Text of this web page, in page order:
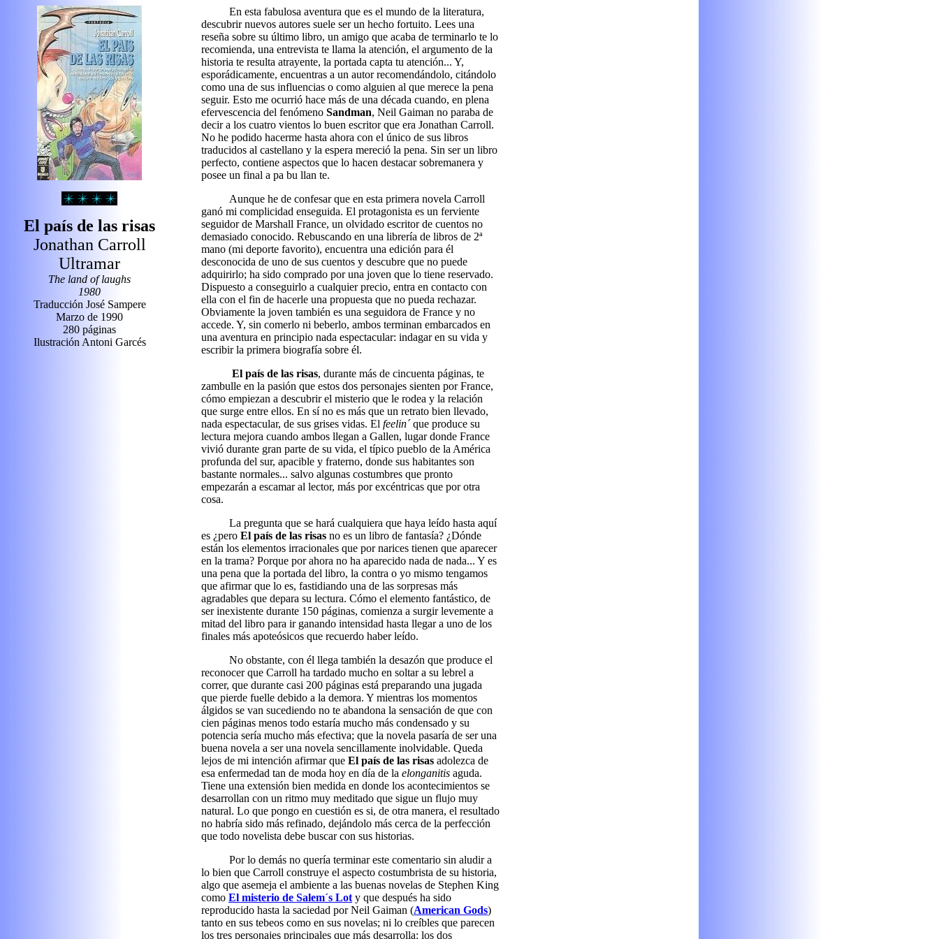
El país de las risas
Jonathan Carroll
Ultramar
The land of laughs
1980
Traducción José Sampere
Marzo de 1990
280 páginas
Ilustración Antoni Garcés
En esta fabulosa aventura que es el mundo de la literatura,
descubrir nuevos autores suele ser un hecho fortuito. Lees una
reseña sobre su último libro, un amigo que acaba de terminarlo te lo
recomienda, una entrevista te llama la atención, el argumento de la
historia te resulta atrayente, la portada capta tu atención... Y,
esporádicamente, encuentras a un autor recomendándolo, citándolo
como una de sus influencias o como alguien al que merece la pena
seguir. Esto me ocurrió hace más de una década cuando, en plena
efervescencia del fenómeno Sandman, Neil Gaiman no paraba de
decir a los cuatro vientos lo buen escritor que era Jonathan Carroll.
No he podido hacerme hasta ahora con el único de sus libros
traducidos al castellano y la espera mereció la pena. Sin ser un libro
perfecto, contiene aspectos que lo hacen destacar sobremanera y
posee un final a pa bu llan te.
Aunque he de confesar que en esta primera novela Carroll
ganó mi complicidad enseguida. El protagonista es un ferviente
seguidor de Marshall France, un olvidado escritor de cuentos no
demasiado conocido. Rebuscando en una librería de libros de 2ª
mano (mi deporte favorito), encuentra una edición para él
desconocida de uno de sus cuentos y descubre que no puede
adquirirlo; ha sido comprado por una joven que lo tiene reservado.
Dispuesto a conseguirlo a cualquier precio, entra en contacto con
ella con el fin de hacerle una propuesta que no pueda rechazar.
Obviamente la joven también es una seguidora de France y no
accede. Y, sin comerlo ni beberlo, ambos terminan embarcados en
una aventura en principio nada espectacular: indagar en su vida y
escribir la primera biografía sobre él.
El país de las risas, durante más de cincuenta páginas, te
zambulle en la pasión que estos dos personajes sienten por France,
cómo empiezan a descubrir el misterio que le rodea y la relación
que surge entre ellos. En sí no es más que un retrato bien llevado,
nada espectacular, de sus grises vidas. El feelin´que produce su
lectura mejora cuando ambos llegan a Gallen, lugar donde France
vivió durante gran parte de su vida, el típico pueblo de la América
profunda del sur, apacible y fraterno, donde sus habitantes son
bastante normales... salvo algunas costumbres que pronto
empezarán a escamar al lector, más por excéntricas que por otra
cosa.
La pregunta que se hará cualquiera que haya leído hasta aquí
es ¿pero El país de las risas no es un libro de fantasía? ¿Dónde
están los elementos irracionales que por narices tienen que aparecer
en la trama? Porque por ahora no ha aparecido nada de nada... Y es
una pena que la portada del libro, la contra o yo mismo tengamos
que afirmar que lo es, fastidiando una de las sorpresas más
agradables que depara su lectura. Cómo el elemento fantástico, de
ser inexistente durante 150 páginas, comienza a surgir levemente a
mitad del libro para ir ganando intensidad hasta llegar a uno de los
finales más apoteósicos que recuerdo haber leído.
No obstante, con él llega también la desazón que produce el
reconocer que Carroll ha tardado mucho en soltar a su lebrel a
correr, que durante casi 200 páginas está preparando una jugada
que pierde fuelle debido a la demora. Y mientras los momentos
álgidos se van sucediendo no te abandona la sensación de que con
cien páginas menos todo estaría mucho más condensado y su
potencia sería mucho más efectiva; que la novela pasaría de ser una
buena novela a ser una novela sencillamente inolvidable. Queda
lejos de mi intención afirmar que El país de las risas adolezca de
esa enfermedad tan de moda hoy en día de la elonganitis aguda.
Tiene una extensión bien medida en donde los acontecimientos se
desarrollan con un ritmo muy meditado que sigue un flujo muy
natural. Lo que pongo en cuestión es si, de otra manera, el resultado
no habría sido más refinado, dejándolo más cerca de la perfección
que todo novelista debe buscar con sus historias.
Por lo demás no quería terminar este comentario sin aludir a
lo bien que Carroll construye el aspecto costumbrista de su historia,
algo que asemeja el ambiente a las buenas novelas de Stephen King
como El misterio de Salem´s Lot y que después ha sido
reproducido hasta la saciedad por Neil Gaiman (American Gods)
tanto en sus tebeos como en sus novelas; ni lo creíbles que parecen
los tres personajes principales que más desarrolla: los dos